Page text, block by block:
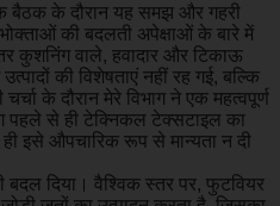
बैठक के दौरान यह समझ और गहरी
की बदलती अपेक्षाओं के बारे में
कुशनिंग वाले, हवादार और टिकाऊ
की विशेषताएं नहीं रह गई, बल्कि
के दौरान मेरे विभाग ने एक महत्वपूर्ण
पहले से ही टेक्निकल टेक्सटाइल का
इसे औपचारिक रूप से मान्यता न दी
बदल दिया। वैश्विक स्तर पर, फुटवियर